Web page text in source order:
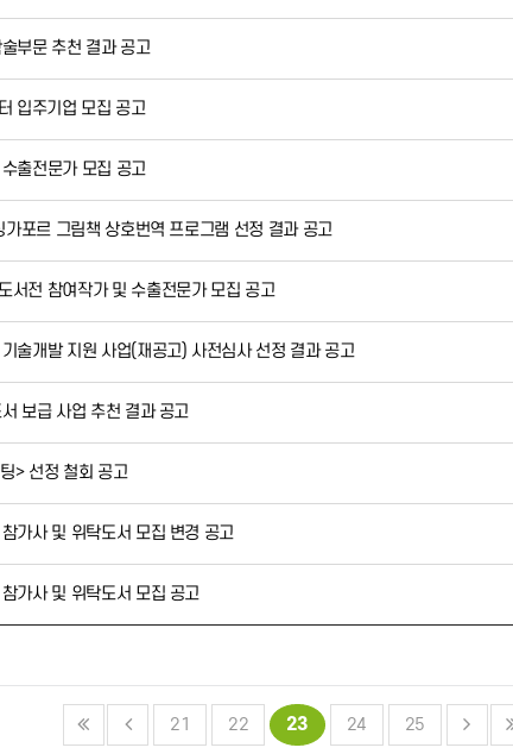
부문 추천 결과 공고
입주기업 모집 공고
출전문가 모집 공고
포르 그림책 상호번역 프로그램 선정 결과 공고
서전 참여작가 및 수출전문가 모집 공고
술개발 지원 사업(재공고) 사전심사 선정 결과 공고
보급 사업 추천 결과 공고
> 선정 철회 공고
가사 및 위탁도서 모집 변경 공고
가사 및 위탁도서 모집 공고
21 22 23 24 25